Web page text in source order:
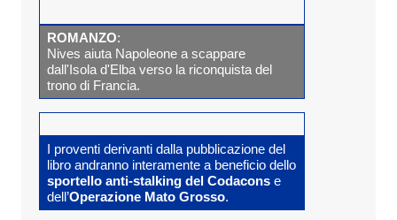
ROMANZO:
Nives aiuta Napoleone a scappare
dall'Isola d'Elba verso la riconquista del
trono di Francia.
I proventi derivanti dalla pubblicazione del
libro andranno interamente a beneficio dello
sportello anti-stalking del Codaconse
dell’Operazione Mato Grosso.